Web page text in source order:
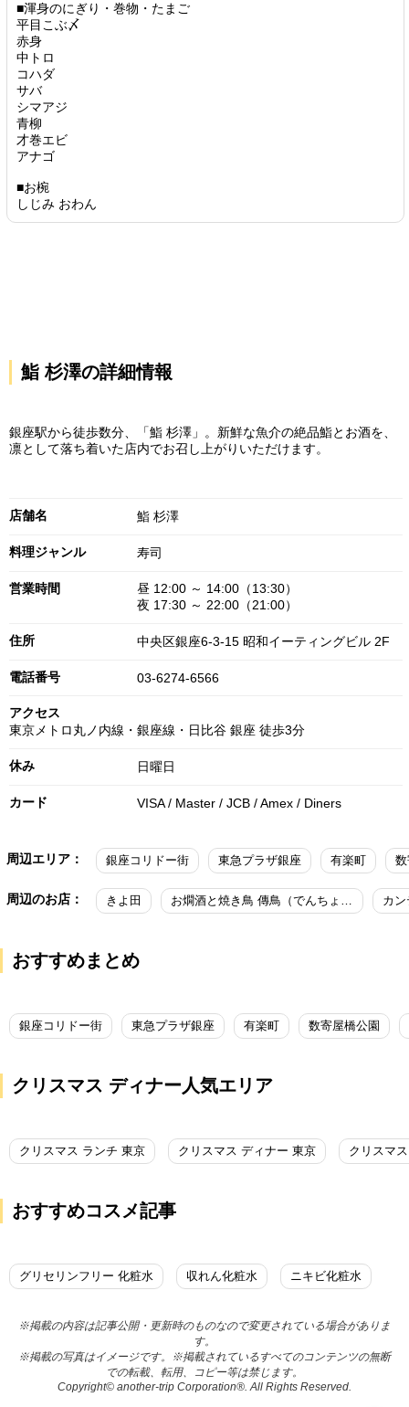
■渾身のにぎり・巻物・たまご
平目こぶ〆
赤身
中トロ
コハダ
サバ
シマアジ
青柳
才巻エビ
アナゴ
■お椀
しじみ おわん
鮨 杉澤の詳細情報
銀座駅から徒歩数分、「鮨 杉澤」。新鮮な魚介の絶品鮨とお酒を、
凛として落ち着いた店内でお召し上がりいただけます。
店舗名 鮨 杉澤
料理ジャンル 寿司
営業時間
昼 12:00 ～ 14:00（13:30）
夜 17:30 ～ 22:00（21:00）
住所 中央区銀座6-3-15 昭和イーティングビル 2F
電話番号 03-6274-6566
アクセス
東京メトロ丸ノ内線・銀座線・日比谷 銀座 徒歩3分
休み 日曜日
カード VISA / Master / JCB / Amex / Diners
周辺エリア： 銀座コリドー街 東急プラザ銀座 有楽町
周辺のお店： きよ田 お燗酒と焼き鳥 傳鳥（でんちょう） カ
おすすめまとめ
銀座コリドー街 東急プラザ銀座 有楽町 数寄屋橋公園
クリスマス ディナー人気エリア
クリスマス ランチ 東京 クリスマス ディナー 東京 クリスマ
おすすめコスメ記事
グリセリンフリー 化粧水 収れん化粧水 ニキビ化粧水
※掲載の内容は記事公開・更新時のものなので変更されている場合がありま
す。
※掲載の写真はイメージです。※掲載されているすべてのコンテンツの無断
での転載、転用、コピー等は禁じます。
Copyright© another-trip Corporation®. All Rights Reserved.